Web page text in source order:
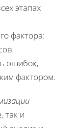
этапах
фактора:
ошибок,
фактором.
так и